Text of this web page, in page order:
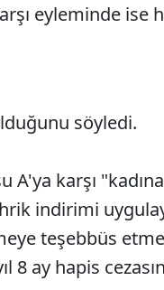
eyleminde ise
söyledi.
A'ya karşı
indirimi
teşebbüs
ay hapis